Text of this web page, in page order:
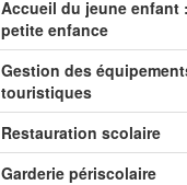
Accueil du jeune enfant
petite enfance
Gestion des
touristiques
Restauration scolaire
Garderie périscolaire